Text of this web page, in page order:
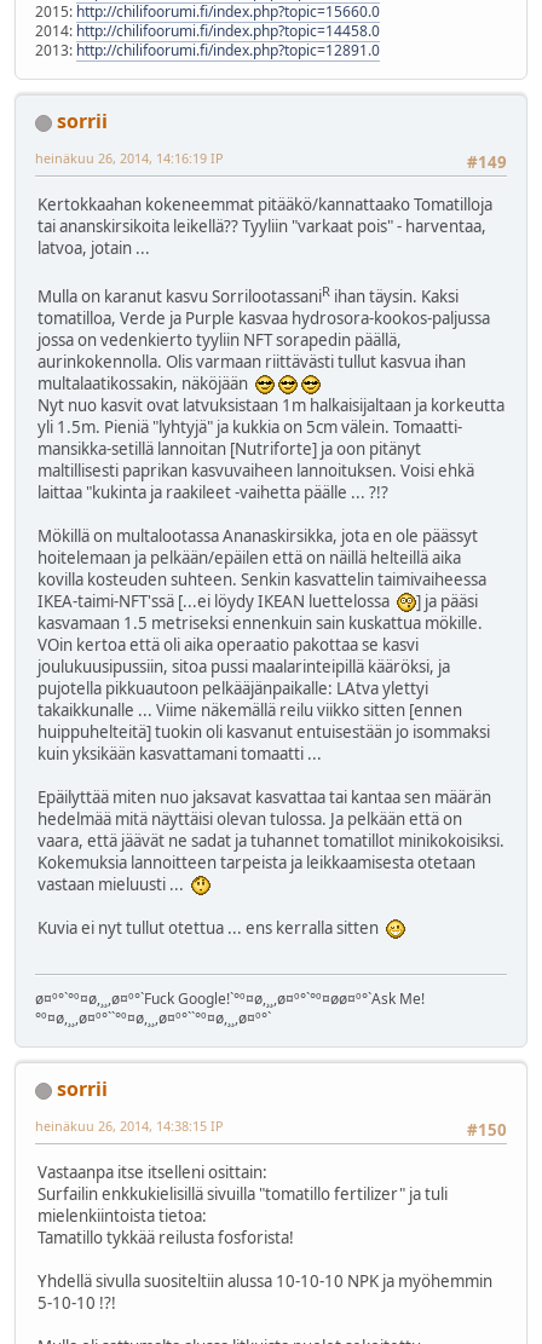
2015: http://chilifoorumi.fi/index.php?topic=15660.0
2014: http://chilifoorumi.fi/index.php?topic=14458.0
2013: http://chilifoorumi.fi/index.php?topic=12891.0
sorrii
#149
heinäkuu 26, 2014, 14:16:19 IP
Kertokkaahan kokeneemmat pitääkö/kannattaako Tomatilloja
tai ananskirsikoita leikellä?? Tyyliin "varkaat pois" - harventaa,
latvoa, jotain ...
Mulla on karanut kasvu SorrilootassaniR ihan täysin. Kaksi
tomatilloa, Verde ja Purple kasvaa hydrosora-kookos-paljussa
jossa on vedenkierto tyyliin NFT sorapedin päällä,
aurinkokennolla. Olis varmaan riittävästi tullut kasvua ihan
multalaatikossakin, näköjään
Nyt nuo kasvit ovat latvuksistaan 1m halkaisijaltaan ja korkeutta
yli 1.5m. Pieniä "lyhtyjä" ja kukkia on 5cm välein. Tomaatti-
mansikka-setillä lannoitan [Nutriforte] ja oon pitänyt
maltillisesti paprikan kasvuvaiheen lannoituksen. Voisi ehkä
laittaa "kukinta ja raakileet -vaihetta päälle ... ?!?
Mökillä on multalootassa Ananaskirsikka, jota en ole päässyt
hoitelemaan ja pelkään/epäilen että on näillä helteillä aika
kovilla kosteuden suhteen. Senkin kasvattelin taimivaiheessa
IKEA-taimi-NFT'ssä [...ei löydy IKEAN luettelossa
] ja pääsi
kasvamaan 1.5 metriseksi ennenkuin sain kuskattua mökille.
VOin kertoa että oli aika operaatio pakottaa se kasvi
joulukuusipussiin, sitoa pussi maalarinteipillä kääröksi, ja
pujotella pikkuautoon pelkääjänpaikalle: LAtva ylettyi
takaikkunalle ... Viime näkemällä reilu viikko sitten [ennen
huippuhelteitä] tuokin oli kasvanut entuisestään jo isommaksi
kuin yksikään kasvattamani tomaatti ...
Epäilyttää miten nuo jaksavat kasvattaa tai kantaa sen määrän
hedelmää mitä näyttäisi olevan tulossa. Ja pelkään että on
vaara, että jäävät ne sadat ja tuhannet tomatillot minikokoisiksi.
Kokemuksia lannoitteen tarpeista ja leikkaamisesta otetaan
vastaan mieluusti ...
Kuvia ei nyt tullut otettua ... ens kerralla sitten
ø¤º°`°º¤ø,¸¸,ø¤º°`Fuck Google!`°º¤ø,¸¸,ø¤º°`°º¤øø¤º°`Ask Me!
°º¤ø,¸¸,ø¤º°``°º¤ø,¸¸,ø¤º°``°º¤ø,¸¸,ø¤º°`
sorrii
#150
heinäkuu 26, 2014, 14:38:15 IP
Vastaanpa itse itselleni osittain:
Surfailin enkkukielisillä sivuilla "tomatillo fertilizer" ja tuli
mielenkiintoista tietoa:
Tamatillo tykkää reilusta fosforista!
Yhdellä sivulla suositeltiin alussa 10-10-10 NPK ja myöhemmin
5-10-10 !?!